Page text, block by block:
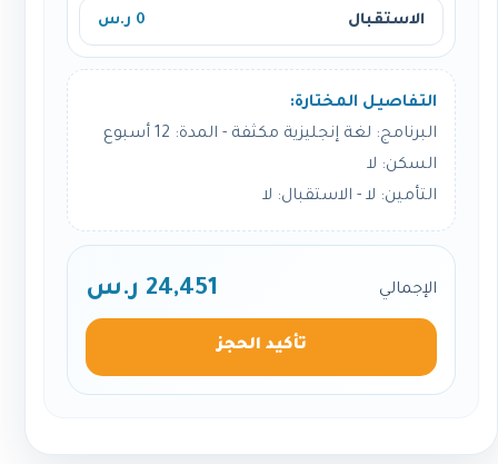
الاستقبال 0 ر.س
التفاصيل المختارة:
البرنامج: لغة إنجليزية مكثفة - المدة: 12 أسبوع
السكن: لا
التأمين: لا - الاستقبال: لا
الإجمالي 24,451 ر.س
تأكيد الحجز